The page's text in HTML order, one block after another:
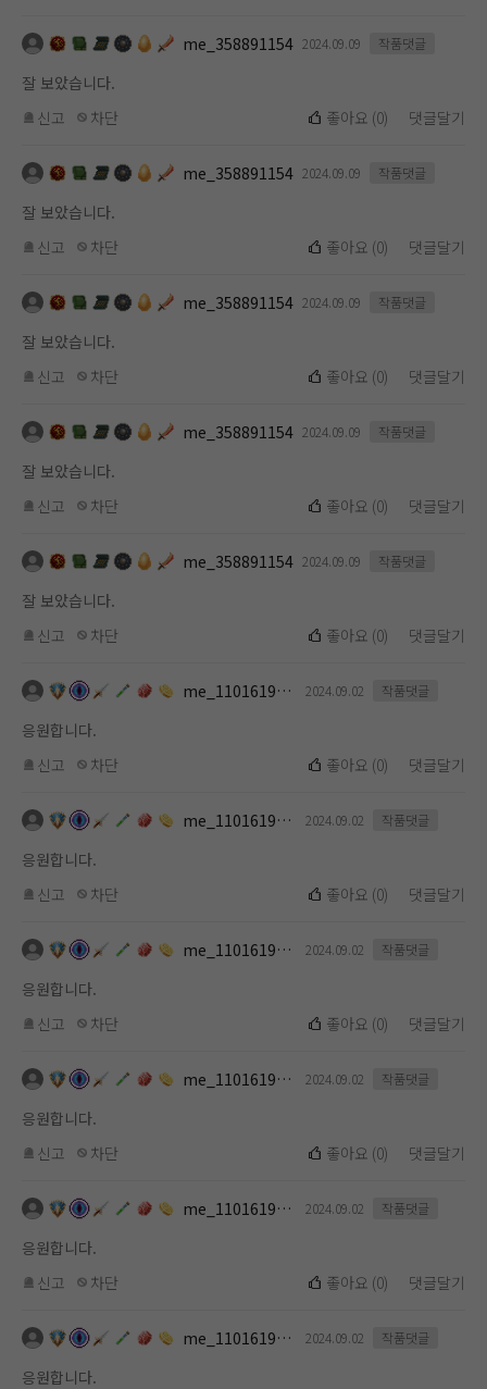
me_358891154 2024.09.09 작품댓글
잘 보았습니다.
신고
차단 좋아요 (0) 댓글달기
me_358891154 2024.09.09 작품댓글
잘 보았습니다.
신고
차단 좋아요 (0) 댓글달기
me_358891154 2024.09.09 작품댓글
잘 보았습니다.
신고
차단 좋아요 (0) 댓글달기
me_358891154 2024.09.09 작품댓글
잘 보았습니다.
신고
차단 좋아요 (0) 댓글달기
me_358891154 2024.09.09 작품댓글
잘 보았습니다.
신고
차단 좋아요 (0) 댓글달기
me_1101619112 2024.09.02 작품댓글
응원합니다.
신고
차단 좋아요 (0) 댓글달기
me_1101619112 2024.09.02 작품댓글
응원합니다.
신고
차단 좋아요 (0) 댓글달기
me_1101619112 2024.09.02 작품댓글
응원합니다.
신고
차단 좋아요 (0) 댓글달기
me_1101619112 2024.09.02 작품댓글
응원합니다.
신고
차단 좋아요 (0) 댓글달기
me_1101619112 2024.09.02 작품댓글
응원합니다.
신고
차단 좋아요 (0) 댓글달기
me_1101619112 2024.09.02 작품댓글
응원합니다.